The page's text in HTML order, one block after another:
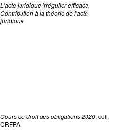
L'acte juridique irrégulier efficace,
Contribution à la théorie de l'acte
juridique
Cours de droit des obligations 2026, coll.
CRFPA